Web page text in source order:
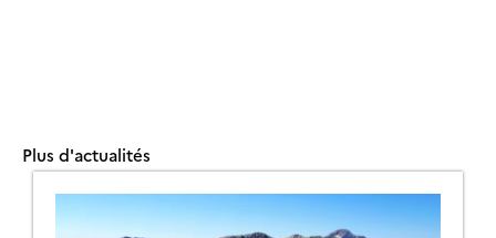
Plus d'actualités